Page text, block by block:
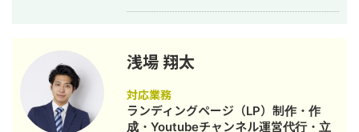
の戦略設計から、下流工程の実務領域
まで対応可能です。 主に「これまでマ
ーケティングに取り組んだことがなか
ったがゼロから施策を立ち上げたい」
「現在のマーケティング施策の運用体
浅場 翔太
対応業務
ランディングページ（LP）制作・作
成・Youtubeチャンネル運営代行・立